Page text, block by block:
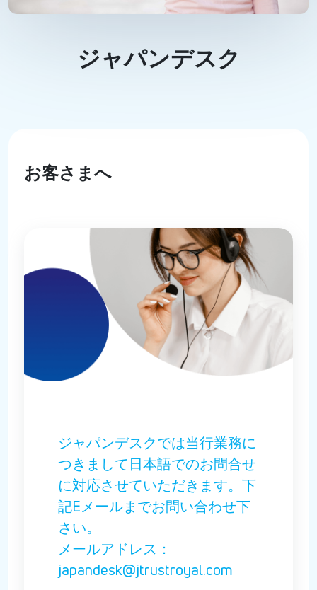
ジャパンデスク
お客さまへ
ジャパンデスクでは当行業務に
つきまして日本語でのお問合せ
に対応させていただきます。下
記Eメールまでお問い合わせ下
さい。
メールアドレス：
japandesk@jtrustroyal.com